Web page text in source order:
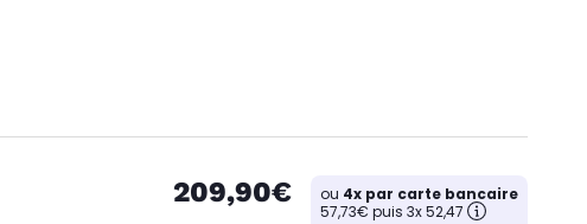
209,90€ ou 4x par carte bancaire
57,73€ puis 3x 52,47